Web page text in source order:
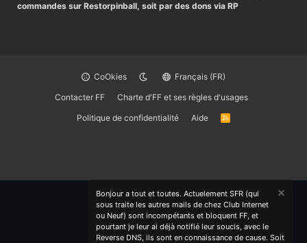
commandes sur Restorpinball, soit par des dons via RP
CoOkies
Français (FR)
Contacter FF
Charte d'FF et ses règles d'usages
Politique de confidentialité
Aide
R
Bonjour a tout et toutes. Actuelement SFR (qui
sous traite les autres mails de chez Club Internet
ou Neuf) sont incompétants et bloquent FF, et
pourtant je leur ai déjà notifié leur soucis, avec le
Reverse DNS, ils sont en connaissance de cause. Soit